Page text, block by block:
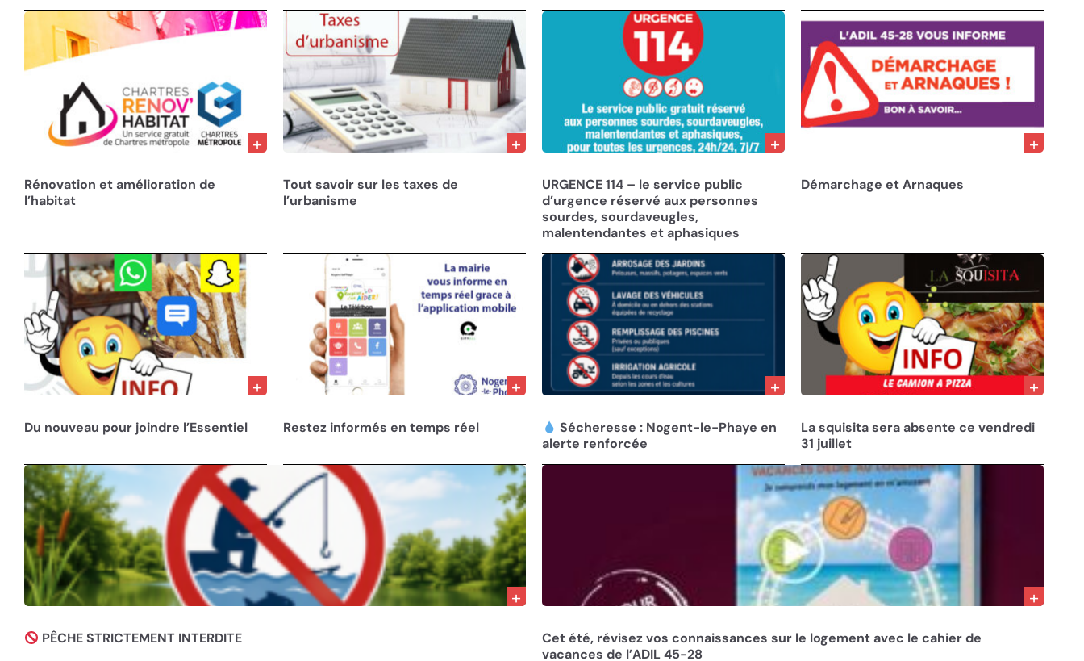
Rénovation et amélioration de
l’habitat
Tout savoir sur les taxes de
l’urbanisme
URGENCE 114 – le service public
d’urgence réservé aux personnes
sourdes, sourdaveugles,
malentendantes et aphasiques
Démarchage et Arnaques
Du nouveau pour joindre l’Essentiel Restez informés en temps réel
Sécheresse : Nogent-le-Phaye en
alerte renforcée
La squisita sera absente ce vendredi
31 juillet
PÊCHE STRICTEMENT INTERDITE
Cet été, révisez vos connaissances sur le logement avec le cahier de
vacances de l’ADIL 45-28